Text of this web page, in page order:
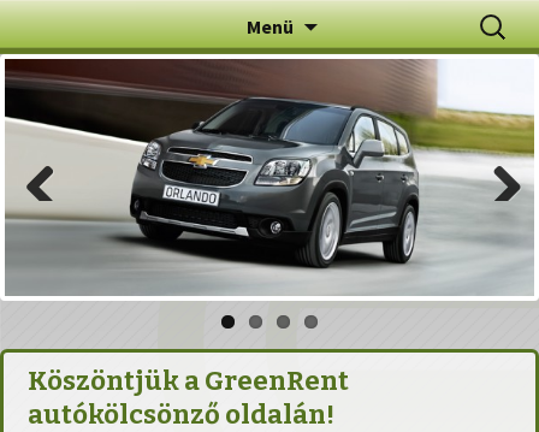
Autóbérlés Szeged autókölcsönzés Szeged
Menü
Ugrás
a
tartalomhoz
Next
Köszöntjük a GreenRent
autókölcsönző oldalán!